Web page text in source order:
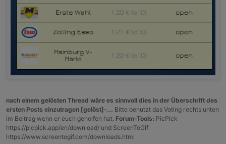
nach einem gelösten Thread wäre es sinnvoll dies in der Überschrift des
ersten Posts einzutragen [gelöst]-... Bitte benutzt das Voting rechts unten
im Beitrag wenn er euch geholfen hat. Forum-Tools: PicPick
https://picpick.app/en/download/ und ScreenToGif
https://www.screentogif.com/downloads.html